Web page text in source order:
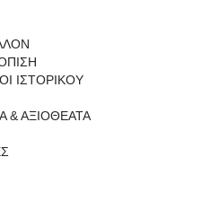
ΙΣΤΟΡΙΚΟΥ
& ΑΞΙΟΘΕΑΤΑ